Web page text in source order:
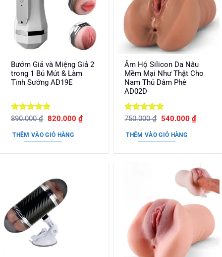
Bướm Giả và Miệng Giả 2
trong 1 Bú Mút & Làm
Tình Sướng AD19E
Được xếp
sao
890.000₫ Giá
là:
890.000 ₫.
820.000 ₫Giá
hiện
THÊM VÀO GIỎ HÀNG
Âm Hộ Silicon Da Nâu
Mềm Mại Như Thật Cho
Nam Thủ Dâm Phê
AD02D
Được xếp
sao
750.000₫ Giá
là:
750.000 ₫.
540.000 ₫Giá
hiện
THÊM VÀO GIỎ HÀNG